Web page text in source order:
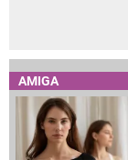
AMIGA